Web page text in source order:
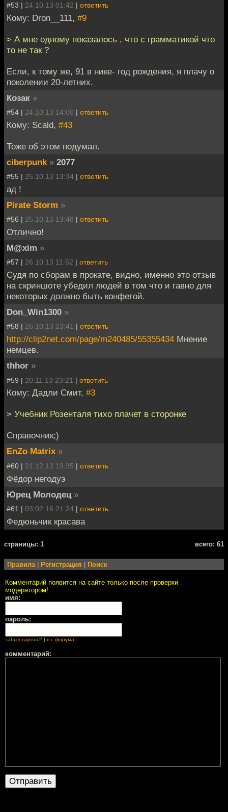
#53 | 24.10.13 01:42 | ответить
Кому: Dron__111, #9
> А мне одному показалось , что с грамматикой что
то не так ?
Если, к тому же, 91 в нике- год рождения, я плачу о
поколении 20-летних.
Козак »
#54 | 24.10.13 14:00 | ответить
Кому: Scald, #43
Тоже об этом подумал.
ciberpunk » 2077
#55 | 25.10.13 13:34 | ответить
ад !
Pirate Storm »
#56 | 25.10.13 13:48 | ответить
Отлично!
M@xim »
#57 | 26.10.13 11:52 | ответить
Судя по сборам в прокате, видно, именно это отзыв
на скриншоте убедил людей в том что и гавно для
некоторых должно быть конфетой.
Don_Win1300 »
#58 | 26.10.13 23:41 | ответить
http://clip2net.com/page/m240485/55355434 Мнение
немцев.
thhor »
#59 | 20.11.13 23:21 | ответить
Кому: Дадли Смит, #3
> Учебник Розенталя тихо плачет в сторонке
Справочник;)
EnZo Matrix »
#60 | 21.12.13 19:35 | ответить
Фёдор негодуэ
Юрец Молодец »
#61 | 03.02.16 21:24 | ответить
Федюньчик красава
cтраницы: 1 всего: 61
Правила | Регистрация | Поиск
Комментарий появится на сайте только после проверки
модератором!
имя:
пароль:
забыл пароль? | я с форума
комментарий: